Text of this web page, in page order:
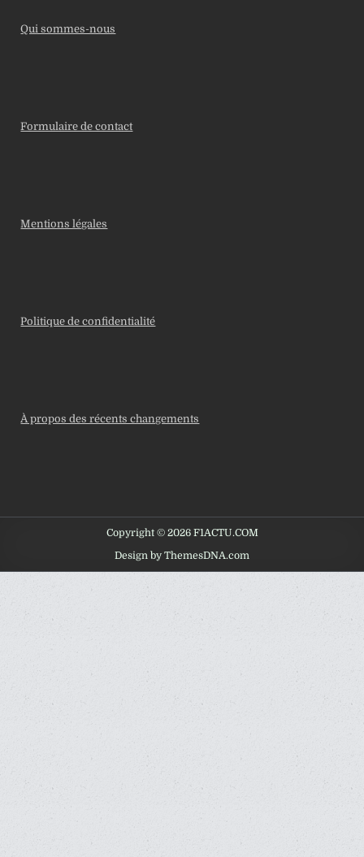
Qui sommes-nous
Formulaire de contact
Mentions légales
Politique de confidentialité
À propos des récents changements
Copyright © 2026 F1ACTU.COM
Design by ThemesDNA.com